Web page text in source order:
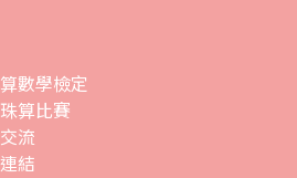
數學檢定
算比賽
流
結